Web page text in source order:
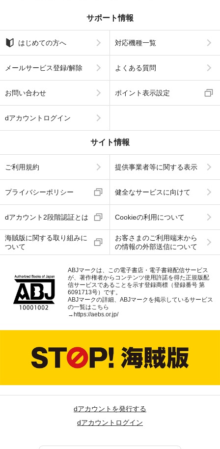
サポート情報
はじめての方へ 対応機種一覧
メールサービス登録/解除 よくある質問
お問い合わせ ポイント表示設定
dアカウントログイン
サイト情報
ご利用規約 提供事業者等に関する表示
プライバシーポリシー 健全なサービスに向けて
dアカウント2段階認証とは Cookieの利用について
海賊版に関する取り組みに
ついて
お客さまのご利用端末から
の情報の外部送信について
ABJマークは、この電子書店・電子書籍配信サービス
が、著作権者からコンテンツ使用許諾を得た正規版配
信サービスであることを示す登録商標（登録番号 第
6091713号）です。
ABJマークの詳細、ABJマークを掲示しているサービス
の一覧はこちら
→ https://aebs.or.jp/
dアカウントを発行する
dアカウントログイン